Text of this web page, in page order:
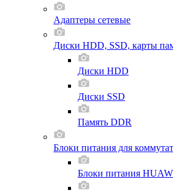
Адаптеры сетевые
Диски HDD, SSD, карты
Диски HDD
Диски SSD
Память DDR
Блоки питания для
Блоки питания